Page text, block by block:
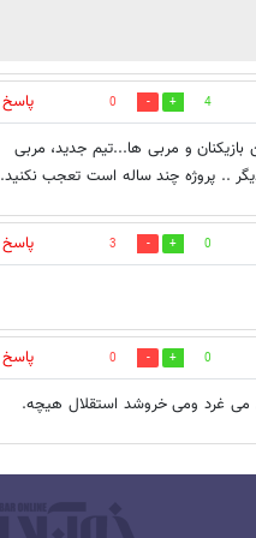
4
0
پاسخ
و مربی ها...تیم جدید، مربی
.. پروژه چند ساله است تعجب نکنید.
0
3
پاسخ
0
0
پاسخ
می غرد ومی خروشد استقلال هیچه.